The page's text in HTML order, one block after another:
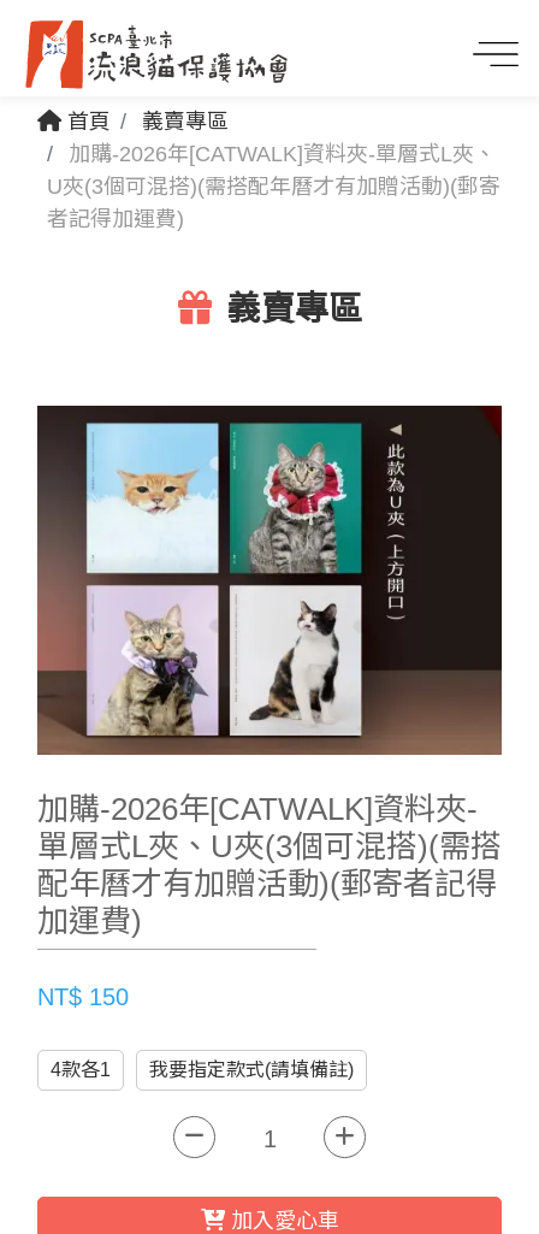
首頁
義賣專區
加購-2026年[CATWALK]資料夾-單層式L夾、
U夾(3個可混搭)(需搭配年曆才有加贈活動)(郵寄
者記得加運費)
義賣專區
加購-2026年[CATWALK]資料夾-
單層式L夾、U夾(3個可混搭)(需搭
配年曆才有加贈活動)(郵寄者記得
加運費)
NT$ 150
4款各1 我要指定款式(請填備註)
加入愛心車